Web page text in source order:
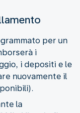
per un
i
i depositi e le
nuovamente il
la